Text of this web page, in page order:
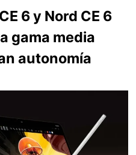
6 y Nord CE 6
gama media
autonomía